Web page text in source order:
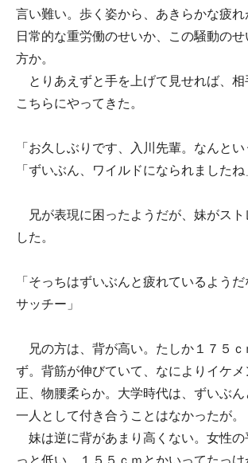
言い難い。歩く姿から、あきらかな疲れ
日常的な重労働のせいか、この騒動の
方か。
とりあえずと手を上げて見せれば、相
こちらにやってきた。
「お久しぶりです、入川先輩。なんと
「ずいぶん、ワイルドになられましたね
兄が表現に困ったようだが、妹がスト
した。
「そっちはずいぶんと疲れているようだ
サッチー」
兄の方は、背が高い。たしか１７５ｃ
ず。背筋が伸びていて、なによりイケ
正、物腰柔らか。大学時代は、ずいぶん
一人として付き合うことはなかったが。
妹は逆に背があまり高くない。女性の
っと低い。１５５ｃｍとかいってたっ